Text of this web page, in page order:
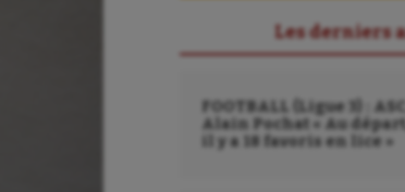
Les derniers
FOOTBALL (Ligue 3) : ASC,
Alain Pochat « Au départ,
il y a 18 favoris en lice »